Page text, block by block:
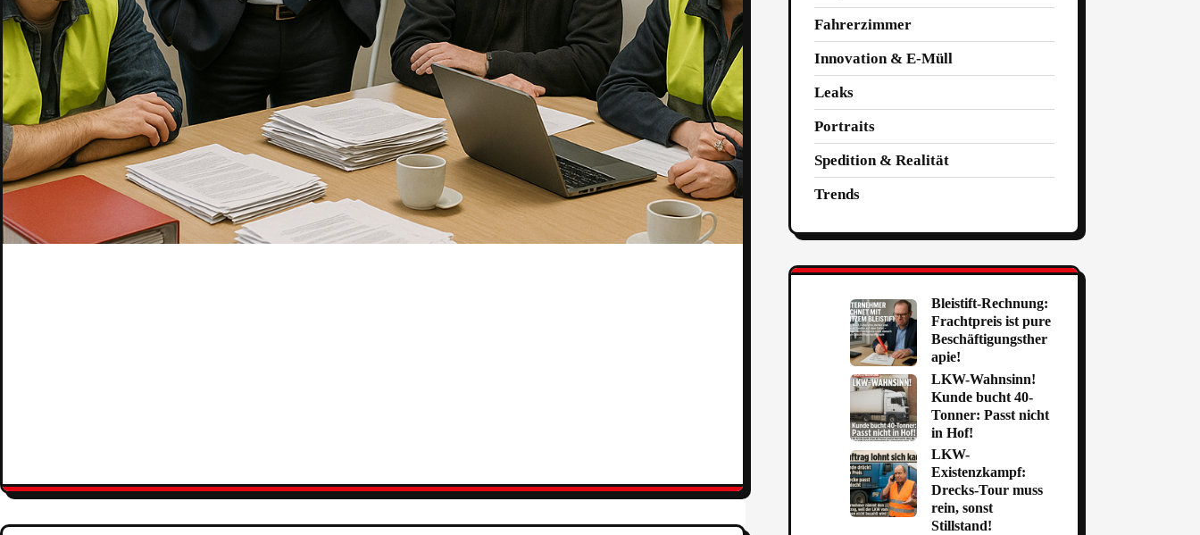
Fahrerzimmer
Innovation & E-Müll
Leaks
Portraits
Spedition & Realität
Trends
Bleistift-Rechnung:
Frachtpreis ist pure
Beschäftigungsther
apie!
LKW-Wahnsinn!
Kunde bucht 40-
Tonner: Passt nicht
in Hof!
LKW-
Existenzkampf:
Drecks-Tour muss
rein, sonst
Stillstand!